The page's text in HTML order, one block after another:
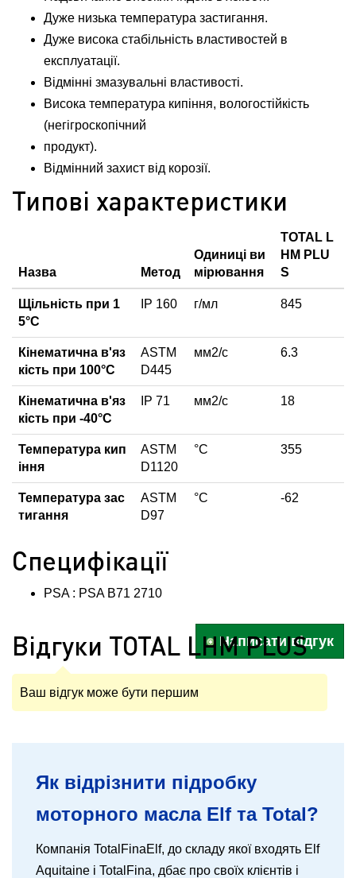
Дуже низька температура застигання.
Дуже висока стабільність властивостей в
експлуатації.
Відмінні змазувальні властивості.
Висока температура кипіння, вологостійкість
(негігроскопічний
продукт).
Відмінний захист від корозії.
Типові характеристики
Назва Метод
Одиниці ви
мірювання
TOTAL L
HM PLU
S
Щільність при 1
5°С
IP 160 г/мл 845
Кінематична в'яз
кість при 100°С
ASTM
D445
мм2/с 6.3
Кінематична в'яз
кість при -40°С
IP 71 мм2/с 18
Температура кип
іння
ASTM
D1120
°С 355
Температура зас
тигання
ASTM
D97
°С -62
Специфікації
PSA : PSA B71 2710
Відгуки TOTAL LHM PLUS
Написати відгук
Ваш відгук може бути першим
Як відрізнити підробку
моторного масла Elf та Total?
Компанія TotalFinaElf, до складу якої входять Elf
Aquitaine і TotalFina, дбає про своїх клієнтів і